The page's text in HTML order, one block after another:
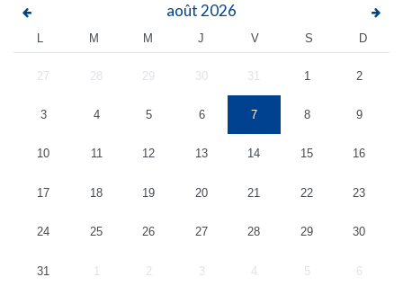
août 2026
L M M J V S D
27 28 29 30 31 1 2
3 4 5 6 7 8 9
10 11 12 13 14 15 16
17 18 19 20 21 22 23
24 25 26 27 28 29 30
31 1 2 3 4 5 6